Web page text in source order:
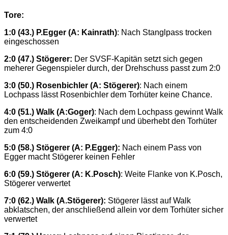
Tore:
1:0 (43.) P.Egger (A: Kainrath): Nach Stanglpass trocken
eingeschossen
2:0 (47.) Stögerer: Der SVSF-Kapitän setzt sich gegen
meherer Gegenspieler durch, der Drehschuss passt zum 2:0
3:0 (50.) Rosenbichler (A: Stögerer): Nach einem
Lochpass lässt Rosenbichler dem Torhüter keine Chance.
4:0 (51.) Walk (A:Goger): Nach dem Lochpass gewinnt Walk
den entscheidenden Zweikampf und überhebt den Torhüter
zum 4:0
5:0 (58.) Stögerer (A: P.Egger): Nach einem Pass von
Egger macht Stögerer keinen Fehler
6:0 (59.) Stögerer (A: K.Posch): Weite Flanke von K.Posch,
Stögerer verwertet
7:0 (62.) Walk (A.Stögerer): Stögerer lässt auf Walk
abklatschen, der anschließend allein vor dem Torhüter sicher
verwertet